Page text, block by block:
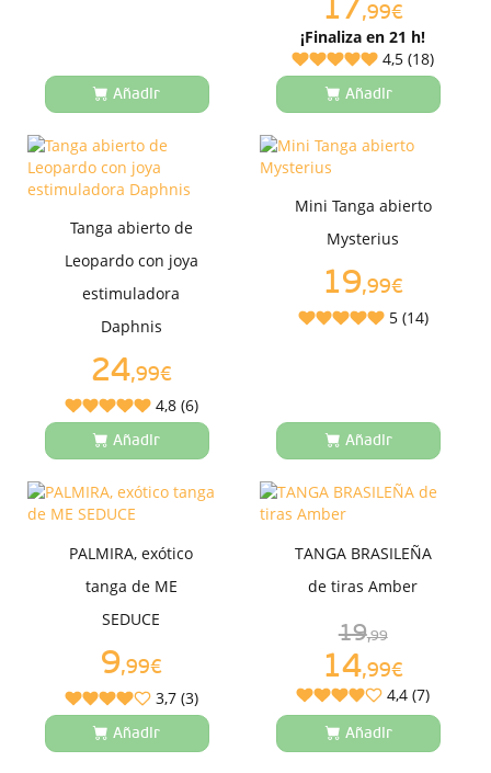
Añadir
17,99€
¡Finaliza en 21 h!
4,5 (18)
Añadir
Tanga abierto de
Leopardo con joya
estimuladora
Daphnis
24,99€
4,8 (6)
Añadir
Mini Tanga abierto
Mysterius
19,99€
5 (14)
Añadir
PALMIRA, exótico
tanga de ME
SEDUCE
9,99€
3,7 (3)
Añadir
TANGA BRASILEÑA
de tiras Amber
19,99
14,99€
4,4 (7)
Añadir